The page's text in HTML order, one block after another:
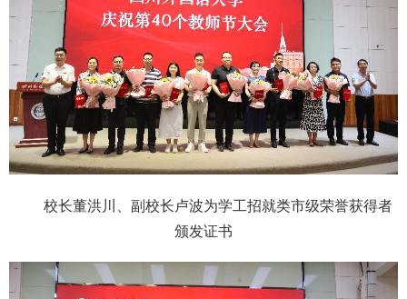
校长董洪川、副校长卢波为学工招就类市级荣誉获得者
颁发证书